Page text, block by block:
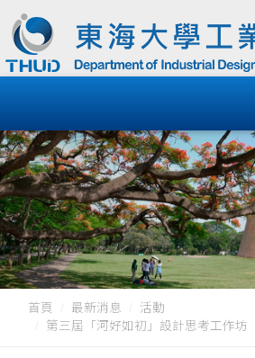
首頁 最新消息
活動
第三屆「河好如初」設計思考工作坊